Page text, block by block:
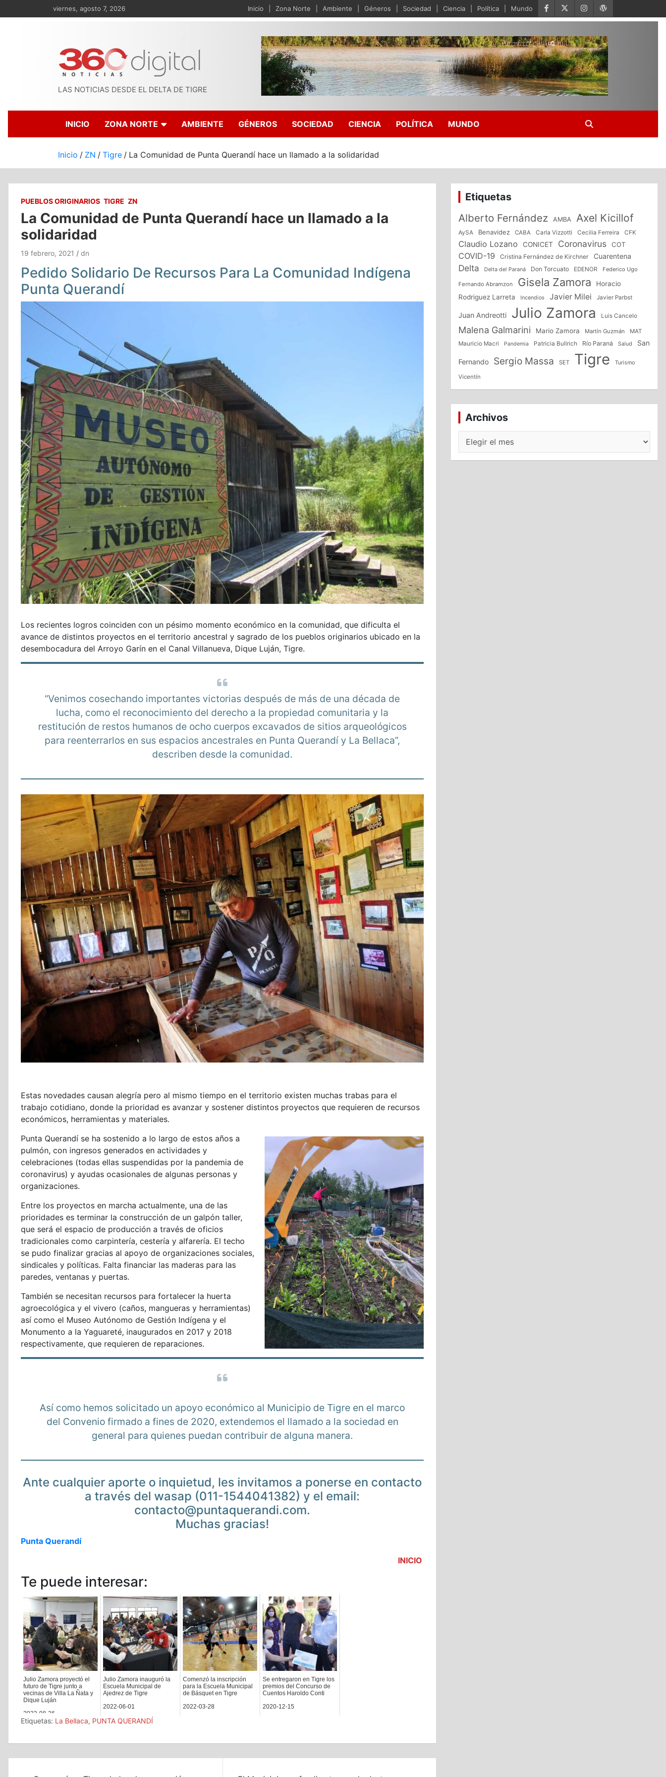
al
viernes, agosto 7, 2026 Inicio Zona Norte Ambiente Géneros Sociedad Ciencia Política Mundo
LAS NOTICIAS DESDE EL DELTA DE TIGRE
INICIO ZONA NORTE AMBIENTE GÉNEROS SOCIEDAD CIENCIA POLÍTICA MUNDO
Inicio ZN Tigre La Comunidad de Punta Querandí hace un llamado a la solidaridad
PUEBLOS ORIGINARIOS TIGRE ZN
La Comunidad de Punta Querandí hace un llamado a la
solidaridad
19 febrero, 2021 dn
Pedido Solidario De Recursos Para La Comunidad Indígena
Punta Querandí
Los recientes logros coinciden con un pésimo momento económico en la comunidad, que dificulta el
avance de distintos proyectos en el territorio ancestral y sagrado de los pueblos originarios ubicado en la
desembocadura del Arroyo Garín en el Canal Villanueva, Dique Luján, Tigre.
“Venimos cosechando importantes victorias después de más de una década de
lucha, como el reconocimiento del derecho a la propiedad comunitaria y la
restitución de restos humanos de ocho cuerpos excavados de sitios arqueológicos
para reenterrarlos en sus espacios ancestrales en Punta Querandí y La Bellaca”,
describen desde la comunidad.
Estas novedades causan alegría pero al mismo tiempo en el territorio existen muchas trabas para el
trabajo cotidiano, donde la prioridad es avanzar y sostener distintos proyectos que requieren de recursos
económicos, herramientas y materiales.
Punta Querandí se ha sostenido a lo largo de estos años a
pulmón, con ingresos generados en actividades y
celebraciones (todas ellas suspendidas por la pandemia de
coronavirus) y ayudas ocasionales de algunas personas y
organizaciones.
Entre los proyectos en marcha actualmente, una de las
prioridades es terminar la construcción de un galpón taller,
que será el espacio de producción a través de oficios
tradicionales como carpintería, cestería y alfarería. El techo
se pudo finalizar gracias al apoyo de organizaciones sociales,
sindicales y políticas. Falta financiar las maderas para las
paredes, ventanas y puertas.
También se necesitan recursos para fortalecer la huerta
agroecológica y el vivero (caños, mangueras y herramientas)
así como el Museo Autónomo de Gestión Indígena y el
Monumento a la Yaguareté, inaugurados en 2017 y 2018
respectivamente, que requieren de reparaciones.
Así como hemos solicitado un apoyo económico al Municipio de Tigre en el marco
del Convenio firmado a fines de 2020, extendemos el llamado a la sociedad en
general para quienes puedan contribuir de alguna manera.
Ante cualquier aporte o inquietud, les invitamos a ponerse en contacto
a través del wasap (011-1544041382) y el email:
contacto@puntaquerandi.com.
Muchas gracias!
Punta Querandí
INICIO
Te puede interesar:
Julio Zamora proyectó el
futuro de Tigre junto a
vecinas de Villa La Ñata y
Dique Luján
2022-08-26
Julio Zamora inauguró la
Escuela Municipal de
Ajedrez de Tigre
2022-06-01
Comenzó la inscripción
para la Escuela Municipal
de Básquet en Tigre
2022-03-28
Se entregaron en Tigre los
premios del Concurso de
Cuentos Haroldo Conti
2020-12-15
Etiquetas: La Bellaca, PUNTA QUERANDÍ
Etiquetas
Alberto Fernández AMBA Axel Kicillof
AySA Benavidez CABA Carla Vizzotti Cecilia Ferreira CFK
Claudio Lozano CONICET Coronavirus COT
COVID-19 Cristina Fernández de Kirchner Cuarentena
Delta Delta del Paraná Don Torcuato EDENOR Federico Ugo
Fernando Abramzon Gisela Zamora
Horacio
Rodriguez Larreta
Incendios Javier Milei Javier Parbst
Juan Andreotti Julio Zamora Luis Cancelo
Malena Galmarini Mario Zamora Martín Guzmán
MAT
Mauricio Macri
Pandemia Patricia Bullrich Río Paraná Salud San
Fernando Sergio Massa SET Tigre Turismo
Vicentín
Archivos
Archivos